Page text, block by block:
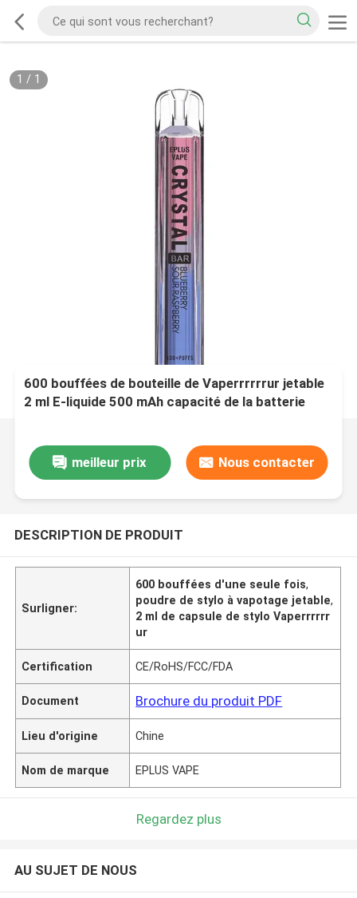
1 / 1
600 bouffées de bouteille de Vaperrrrrrur jetable
2 ml E-liquide 500 mAh capacité de la batterie
meilleur prix Nous contacter
DESCRIPTION DE PRODUIT
Surligner:
600 bouffées d'une seule fois,
poudre de stylo à vapotage jetable,
2 ml de capsule de stylo Vaperrrrrr
ur
Certification CE/RoHS/FCC/FDA
Document Brochure du produit PDF
Lieu d'origine Chine
Nom de marque EPLUS VAPE
Regardez plus
AU SUJET DE NOUS